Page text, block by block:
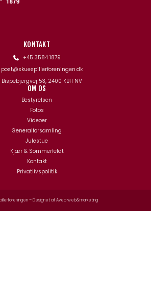
KONTAKT
+45 3584 1879
post@skuespillerforeningen.dk
Bispebjergvej 53, 2400 KBH NV
OM OS
Bestyrelsen
Fotos
Videoer
Generalforsamling
Julestue
Kjær & Sommerfeldt
Kontakt
Privatlivspolitik
– Designet afAveo web&marketing